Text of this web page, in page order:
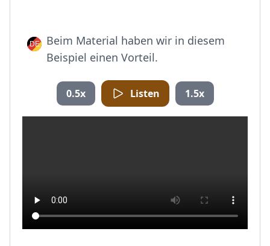
Beim Material haben wir in diesem
Beispiel einen Vorteil.
0.5x Listen 1.5x